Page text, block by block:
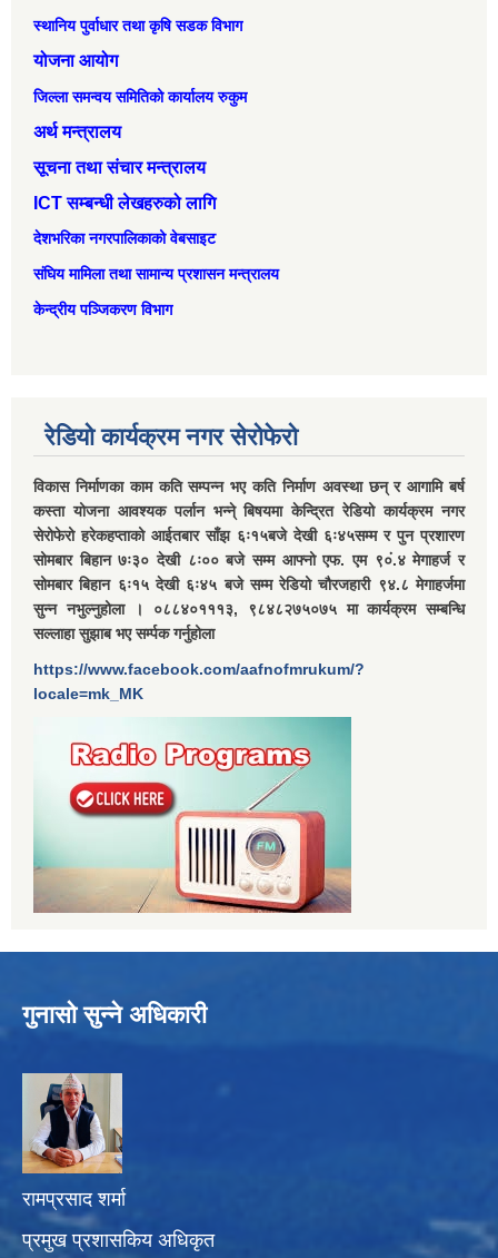
स्थानिय पुर्वाधार तथा कृषि सडक विभाग
योजना आयोग
जिल्ला समन्वय समितिको कार्यालय रुकुम
अर्थ मन्त्रालय
सूचना तथा संचार मन्त्रालय
ICT सम्बन्धी लेखहरुको लागि
देशभरिका नगरपालिकाको वेबसाइट
संघिय मामिला तथा सामान्‍य प्रशासन मन्त्रालय
केन्द्रीय पञ्जिकरण विभाग
रेडियो कार्यक्रम नगर सेरोफेरो
विकास निर्माणका काम कति सम्पन्न भए कति निर्माण अवस्था छन् र आगामि बर्ष
कस्ता योजना आवश्यक पर्लान भन्ने् बिषयमा केन्द्रित रेडियो कार्यक्रम नगर
सेरोफेरो हरेकहप्ताको आईतबार साँझ ६ः१५बजे देखी ६ः४५सम्म र पुन प्रशारण
सोमबार बिहान ७ः३० देखी ८ः०० बजे सम्म आफ्नो एफ. एम ९०ं.४ मेगाहर्ज र
सोमबार बिहान ६ः१५ देखी ६ः४५ बजे सम्म रेडियो चौरजहारी ९४.८ मेगाहर्जमा
सुन्न नभुल्नुहोला । ०८८४०१११३, ९८४८२७५०७५ मा कार्यक्रम सम्बन्धि
सल्लाहा सुझाब भए सर्म्पक गर्नुहोला
https://www.facebook.com/aafnofmrukum/?
locale=mk_MK
गुनासो सुन्ने अधिकारी
रामप्रसाद शर्मा
प्रमुख प्रशासकिय अधिकृत